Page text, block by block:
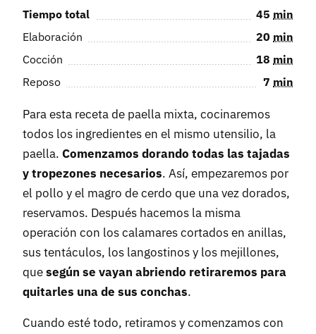
Tiempo total 45 min
Elaboración
20 min
Cocción
18 min
Reposo
7 min
Para esta receta de paella mixta, cocinaremos
todos los ingredientes en el mismo utensilio, la
paella. Comenzamos dorando todas las tajadas
y tropezones necesarios. Así, empezaremos por
el pollo y el magro de cerdo que una vez dorados,
reservamos. Después hacemos la misma
operación con los calamares cortados en anillas,
sus tentáculos, los langostinos y los mejillones,
quesegún se vayan abriendo retiraremos para
quitarles una de sus conchas.
Cuando esté todo, retiramos y comenzamos con